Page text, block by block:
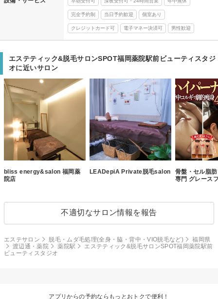
完全予約制 当日予約歓迎 個室あり
クレジットカード可 電子マネー決済可 男性歓迎
エステティック&脱毛サロンSPOT福岡薬院駅前ビューティスタジ
オに近いサロン
bliss energy&salon 福岡薬
院店
LEADepiA Private脱毛salon
骨盤・セル脂
専門 グレース
不適切なサロン情報を報告
エステサロン 脱毛・ムダ毛処理(全身・脇・背中・VIO脱毛など)
福岡県
渡辺通・薬院
薬院駅
エステティック&脱毛サロンSPOT福岡薬院駅前
ビューティスタジオ
アプリからの予約ならもっとおトクで便利！